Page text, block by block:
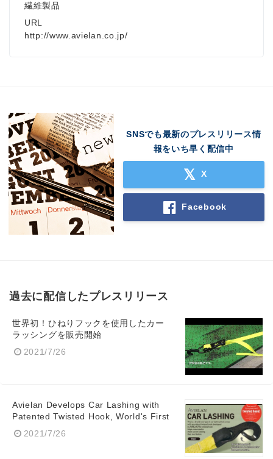
繊維製品
URL
http://www.avielan.co.jp/
SNSでも最新のプレスリリース情
報をいち早く配信中
X
Facebook
過去に配信したプレスリリース
世界初！ひねりフックを使用したカー
ラッシングを販売開始
2021/7/26
Avielan Develops Car Lashing with
Patented Twisted Hook, World's First
2021/7/26